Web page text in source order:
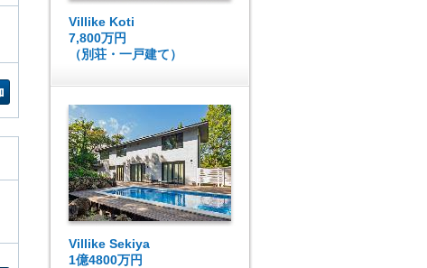
Villike Koti
7,800万円
（別荘・一戸建て）
Villike Sekiya
1億4800万円